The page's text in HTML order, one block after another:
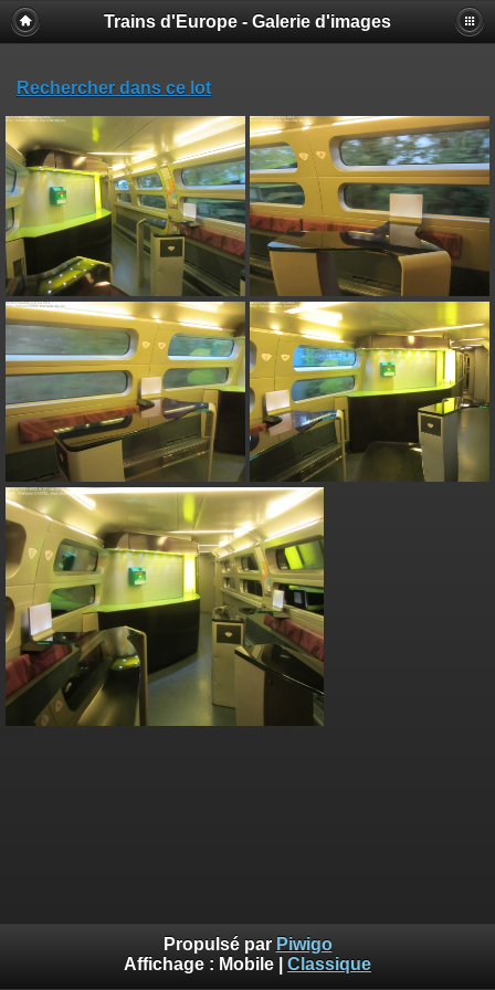
Trains d'Europe - Galerie d'images
Rechercher dans ce lot
Propulsé par Piwigo
Affichage : Mobile Classique